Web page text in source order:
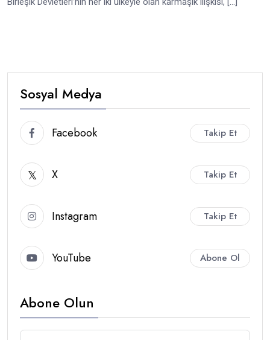
Sosyal Medya
Facebook Takip Et
X Takip Et
Instagram Takip Et
YouTube Abone Ol
Abone Olun